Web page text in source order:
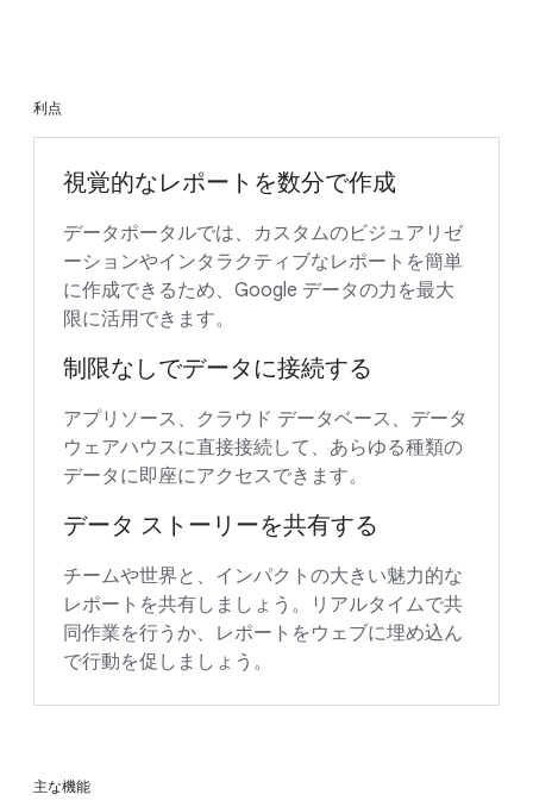
利点
視覚的なレポートを数分で作成
データポータルでは、カスタムのビジュアリゼ
ーションやインタラクティブなレポートを簡単
に作成できるため、Google データの力を最大
限に活用できます。
制限なしでデータに接続する
アプリソース、クラウド データベース、データ
ウェアハウスに直接接続して、あらゆる種類の
データに即座にアクセスできます。
データ ストーリーを共有する
チームや世界と、インパクトの大きい魅力的な
レポートを共有しましょう。リアルタイムで共
同作業を行うか、レポートをウェブに埋め込ん
で行動を促しましょう。
主な機能